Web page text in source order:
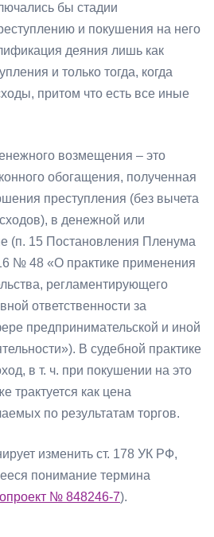
бы стадии
и покушения на него
деяния лишь как
и только тогда, когда
притом что есть все иные
возмещения – это
обогащения, полученная
преступления (без вычета
в денежной или
(п. 15 Постановления Пленума
№ 48 «О практике применения
регламентирующего
ответственности за
предпринимательской и иной
В судебной практике
в т. ч. при покушении на это
трактуется как цена
по результатам торгов.
изменить ст. 178 УК РФ,
понимание термина
№ 848246-7).